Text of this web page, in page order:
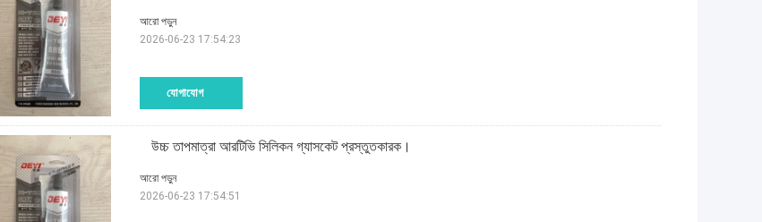
যোগাযোগ
আরো পড়ুন
2026-06-23 17:54:23
উচ্চ তাপমাত্রা আরটিভি সিলিকন গ্যাসকেট প্রস্তুতকারক।
আরো পড়ুন
2026-06-23 17:54:51